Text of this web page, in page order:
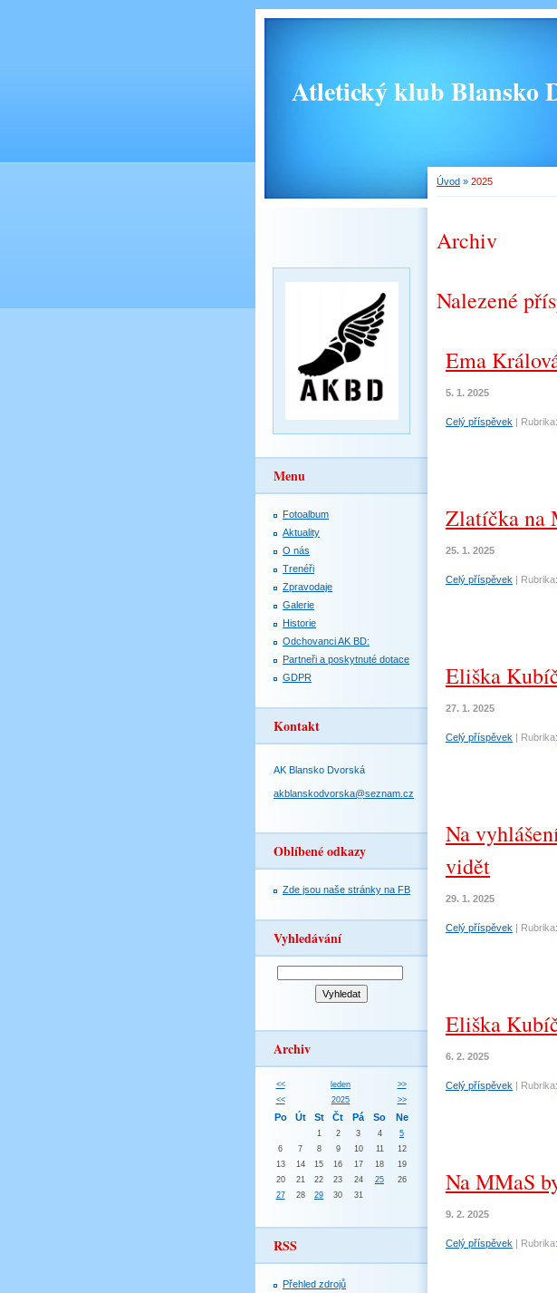
Atletický klub Blansko
Úvod » 2025
Archiv
Nalezené
Ema
5. 1. 2025
Celý příspěvek | Rubrika:
Zlatíčka na
25. 1. 2025
Celý příspěvek | Rubrika:
Eliška
27. 1. 2025
Celý příspěvek | Rubrika:
Na
vidět
29. 1. 2025
Celý příspěvek | Rubrika:
Eliška
6. 2. 2025
Celý příspěvek | Rubrika:
Na MMaS
9. 2. 2025
Celý příspěvek | Rubrika:
Menu
Fotoalbum
Aktuality
O nás
Trenéři
Zpravodaje
Galerie
Historie
Odchovanci AK BD:
Partneři a poskytnuté dotace
GDPR
Kontakt
AK Blansko Dvorská
akblanskodvorska@seznam.cz
Oblíbené odkazy
Zde jsou naše stránky na FB
Vyhledávání
Archiv
<< leden
>>
<<
2025 >>
Po Út St Čt Pá So Ne
1 2 3 4
5
6
7 8 9 10 11
12
13
14 15 16 17 18
19
20
21 22 23 24 25
26
27
28 29 30 31
RSS
Přehled zdrojů